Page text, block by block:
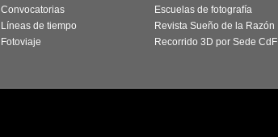
Convocatorias
Líneas de tiempo
Fotoviaje
Escuelas de fotografía
Revista Sueño de la Razón
Recorrido 3D por Sede CdF